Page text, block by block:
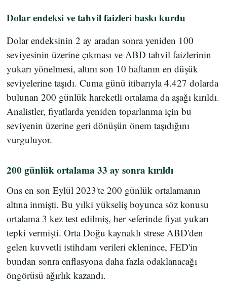
Dolar endeksi ve tahvil faizleri baskı kurdu
Dolar endeksinin 2 ay aradan sonra yeniden 100
seviyesinin üzerine çıkması ve ABD tahvil faizlerinin
yukarı yönelmesi, altını son 10 haftanın en düşük
seviyelerine taşıdı. Cuma günü itibarıyla 4.427 dolarda
bulunan 200 günlük hareketli ortalama da aşağı kırıldı.
Analistler, fiyatlarda yeniden toparlanma için bu
seviyenin üzerine geri dönüşün önem taşıdığını
vurguluyor.
200 günlük ortalama 33 ay sonra kırıldı
Ons en son Eylül 2023'te 200 günlük ortalamanın
altına inmişti. Bu yılki yükseliş boyunca söz konusu
ortalama 3 kez test edilmiş, her seferinde fiyat yukarı
tepki vermişti. Orta Doğu kaynaklı strese ABD'den
gelen kuvvetli istihdam verileri eklenince, FED'in
bundan sonra enflasyona daha fazla odaklanacağı
öngörüsü ağırlık kazandı.